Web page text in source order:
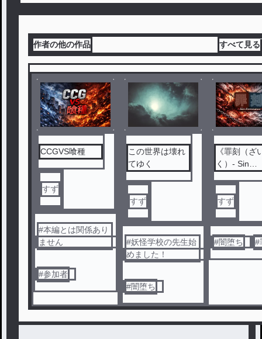
作者の他の作品 すべて見る
CCGVS喰種
すず
#本編とは関係あり
ません
#参加者
この世界は壊れ
てゆく
すず
#妖怪学校の先生始
めました！
#闇堕ち
《罪刻（ざ
く）- Sin
すず
#闇堕ち #